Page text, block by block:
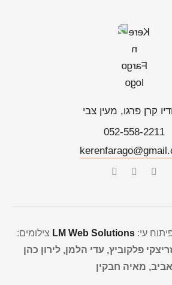
קרן פרגו, מעין צבי
052-558-2211
עי: LM Web Solutions צילומים:
פלקוביץ, עדי הלמן, לירון כהן
אביב, מאיה חבקין